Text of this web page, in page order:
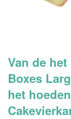
Van de
Boxes
het